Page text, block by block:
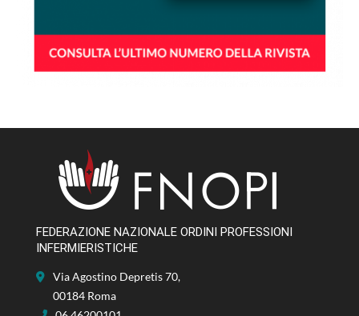
FEDERAZIONE NAZIONALE ORDINI PROFESSIONI
INFERMIERISTICHE
Via Agostino Depretis 70,
00184 Roma